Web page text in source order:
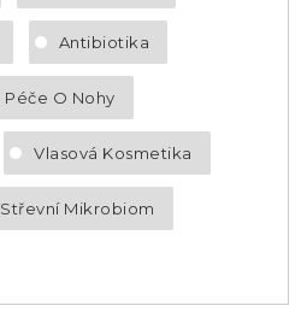
Antibiotika
Péče O Nohy
Vlasová Kosmetika
Střevní Mikrobiom